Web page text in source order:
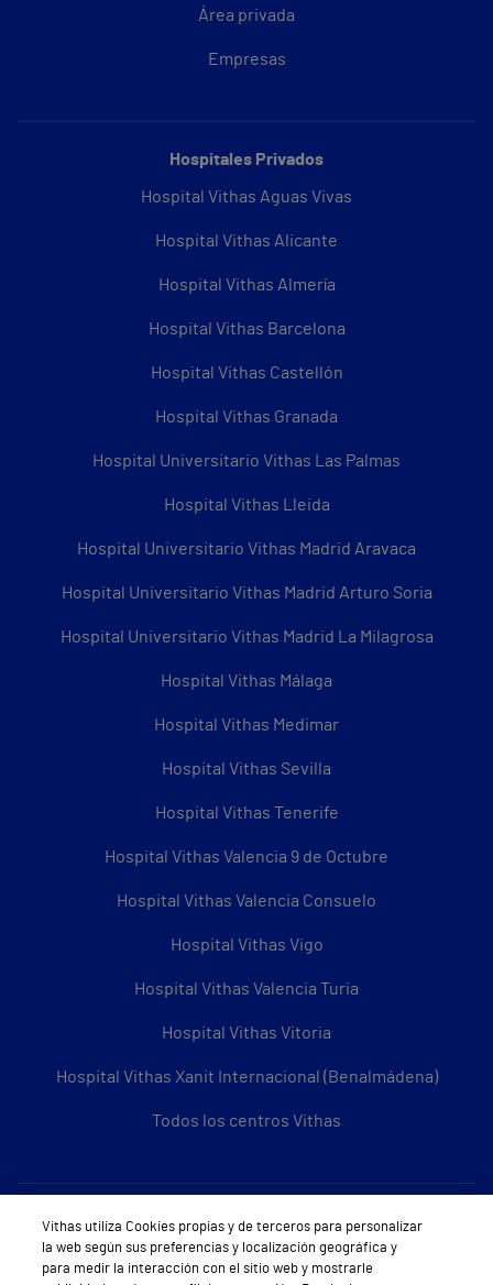
Área privada
Empresas
Hospitales Privados
Hospital Vithas Aguas Vivas
Hospital Vithas Alicante
Hospital Vithas Almería
Hospital Vithas Barcelona
Hospital Vithas Castellón
Hospital Vithas Granada
Hospital Universitario Vithas Las Palmas
Hospital Vithas Lleida
Hospital Universitario Vithas Madrid Aravaca
Hospital Universitario Vithas Madrid Arturo Soria
Hospital Universitario Vithas Madrid La Milagrosa
Hospital Vithas Málaga
Hospital Vithas Medimar
Hospital Vithas Sevilla
Hospital Vithas Tenerife
Hospital Vithas Valencia 9 de Octubre
Hospital Vithas Valencia Consuelo
Hospital Vithas Vigo
Hospital Vithas Valencia Turia
Hospital Vithas Vitoria
Hospital Vithas Xanit Internacional (Benalmádena)
Todos los centros Vithas
Sobre Vithas
Quiénes somos
Vithas utiliza Cookies propias y de terceros para personalizar
la web según sus preferencias y localización geográfica y
para medir la interacción con el sitio web y mostrarle